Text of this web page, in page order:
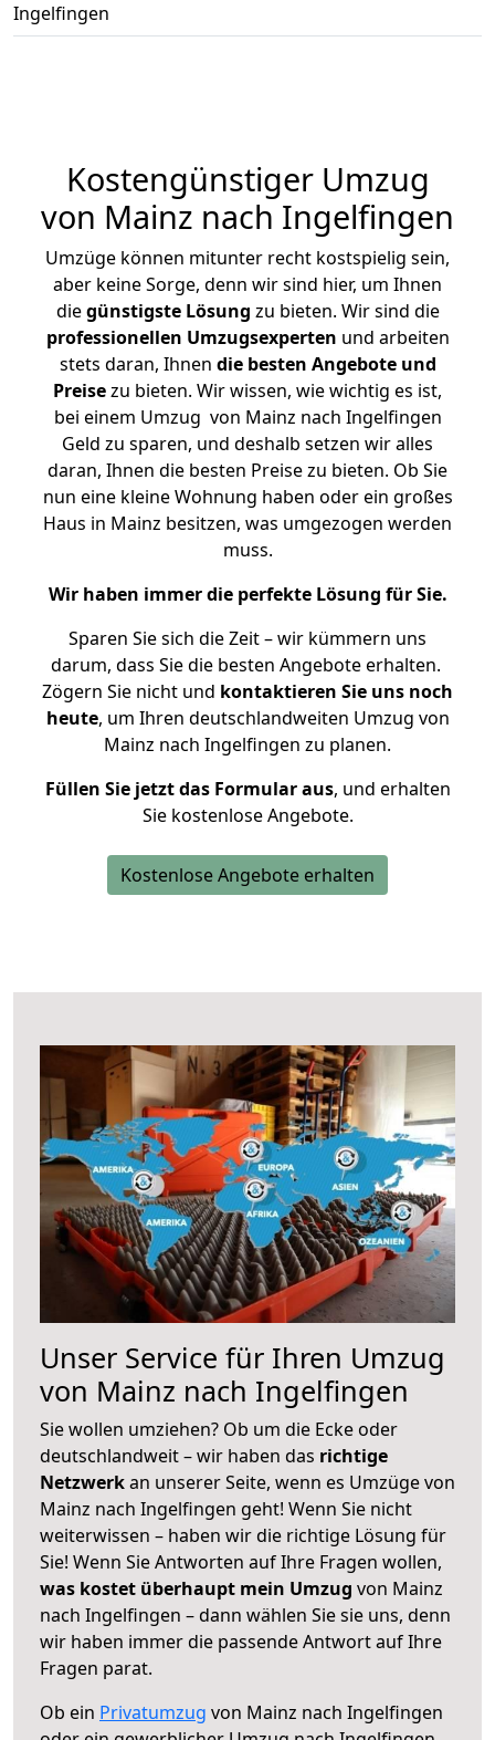
Ingelfingen
Kostengünstiger Umzug
von Mainz nach Ingelfingen
Umzüge können mitunter recht kostspielig sein,
aber keine Sorge, denn wir sind hier, um Ihnen
diegünstigste Lösung zu bieten. Wir sind die
professionellen Umzugsexperten und arbeiten
stets daran, Ihnen die besten Angebote und
Preisezu bieten. Wir wissen, wie wichtig es ist,
bei einem Umzug von Mainz nach Ingelfingen
Geld zu sparen, und deshalb setzen wir alles
daran, Ihnen die besten Preise zu bieten. Ob Sie
nun eine kleine Wohnung haben oder ein großes
Haus in Mainz besitzen, was umgezogen werden
muss.
Wir haben immer die perfekte Lösung für Sie.
Sparen Sie sich die Zeit – wir kümmern uns
darum, dass Sie die besten Angebote erhalten.
Zögern Sie nicht und kontaktieren Sie uns noch
heute, um Ihren deutschlandweiten Umzug von
Mainz nach Ingelfingen zu planen.
Füllen Sie jetzt das Formular aus, und erhalten
Sie kostenlose Angebote.
Kostenlose Angebote erhalten
Unser Service für Ihren Umzug
von Mainz nach Ingelfingen
Sie wollen umziehen? Ob um die Ecke oder
deutschlandweit – wir haben das richtige
Netzwerkan unserer Seite, wenn es Umzüge von
Mainz nach Ingelfingen geht! Wenn Sie nicht
weiterwissen – haben wir die richtige Lösung für
Sie! Wenn Sie Antworten auf Ihre Fragen wollen,
was kostet überhaupt mein Umzug von Mainz
nach Ingelfingen – dann wählen Sie sie uns, denn
wir haben immer die passende Antwort auf Ihre
Fragen parat.
Ob ein Privatumzug von Mainz nach Ingelfingen